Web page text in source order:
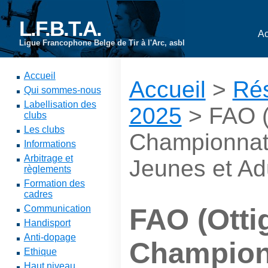
L.F.B.T.A.
Ligue Francophone Belge de Tir à l'Arc, asbl
Accueil
Qui sommes-nous
Labellisation des
clubs
Les clubs
Informations
Arbitrage et
règlements
Formation des
cadres
Communication
Handisport
Anti-dopage
Ethique
Haut niveau
Accueil >
2025 > FAO
Jeunes et
FAO